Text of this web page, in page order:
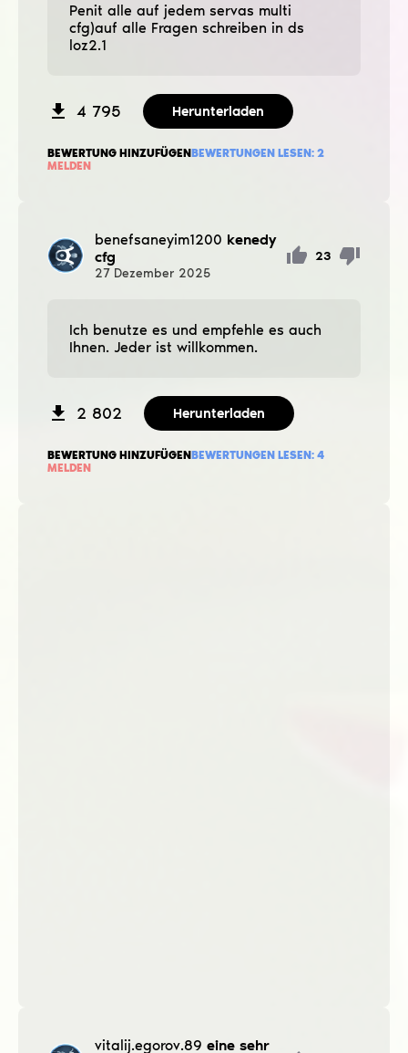
Penit alle auf jedem servas multi
cfg)auf alle Fragen schreiben in ds
loz2.1
4 795 Herunterladen
BEWERTUNG HINZUFÜGENBEWERTUNGEN LESEN: 2
MELDEN
benefsaneyim1200 kenedy
cfg
27 Dezember 2025
23
Ich benutze es und empfehle es auch
Ihnen. Jeder ist willkommen.
2 802 Herunterladen
BEWERTUNG HINZUFÜGENBEWERTUNGEN LESEN: 4
MELDEN
vitalij.egorov.89 eine sehr